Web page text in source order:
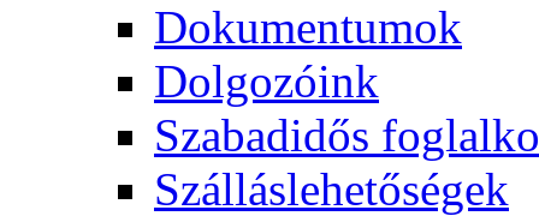
Dokumentumok
Dolgozóink
Szabadidős
Szálláslehetőségek